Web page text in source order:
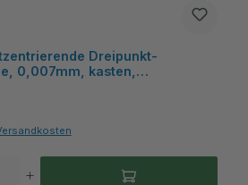
Dreipunkt-
0,007mm, kasten,